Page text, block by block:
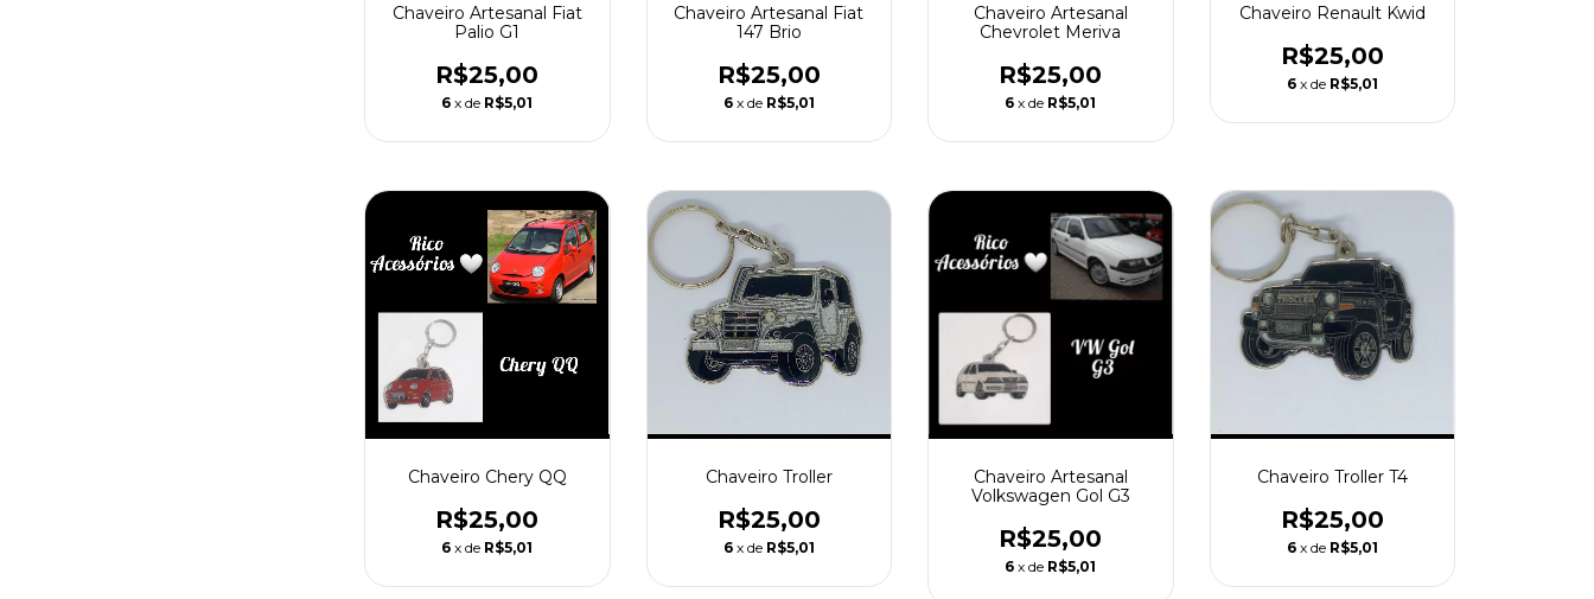
Chaveiro Artesanal Fiat
Palio G1
R$25,00
6 x de R$5,01
Chaveiro Artesanal Fiat
147 Brio
R$25,00
6 x de R$5,01
Chaveiro Artesanal
Chevrolet Meriva
R$25,00
6 x de R$5,01
Chaveiro Renault Kwid
R$25,00
6 x de R$5,01
Chaveiro Chery QQ
R$25,00
6 x de R$5,01
Chaveiro Troller
R$25,00
6 x de R$5,01
Chaveiro Artesanal
Volkswagen Gol G3
R$25,00
6 x de R$5,01
Chaveiro Troller T4
R$25,00
6 x de R$5,01